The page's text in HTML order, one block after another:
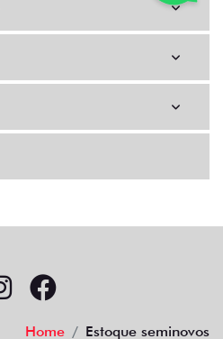
Home Estoque seminovos